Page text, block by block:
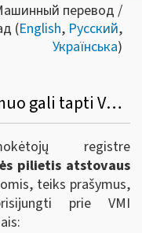
перевод /
(English, Русский,
Українська)
Kaip užsienio valstybės asmuo gali tapti VMI elektroninių sistemų naudotoju / gauti prisijungimo priemones / atstovauti kitą asmenį?
registre
pilietis atstovaus
teiks prašymus,
prie VMI